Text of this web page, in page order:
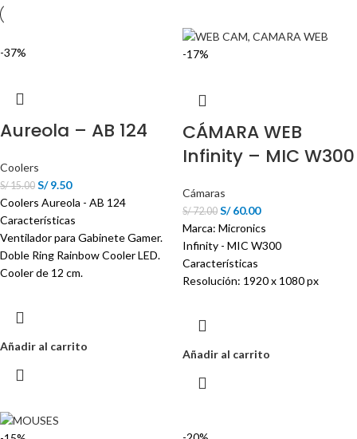
-37%
Aureola – AB 124
Coolers
S/15.00 S/9.50
Coolers Aureola - AB 124
Características
Ventilador para Gabinete Gamer.
Doble Ring Rainbow Cooler LED.
Cooler de 12 cm.
Añadir al carrito
-17%
CÁMARA WEB
Infinity – MIC W300
Cámaras
S/72.00 S/60.00
Marca: Micronics
Infinity - MIC W300
Características
Resolución: 1920 x 1080 px
Añadir al carrito